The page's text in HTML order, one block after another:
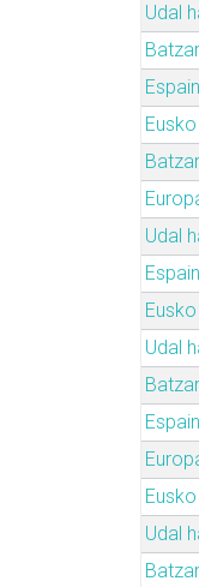
Udal
Udal
Udal
Udal